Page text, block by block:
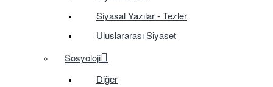
Siyasal Yazılar - Tezler
Uluslararası Siyaset
Sosyoloji
Diğer